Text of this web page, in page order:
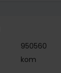
950560
kom